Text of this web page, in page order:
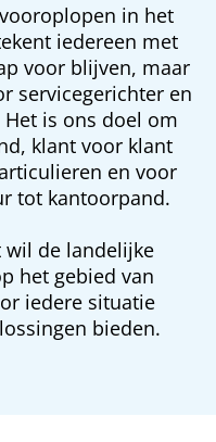
in het
iedereen met
voor blijven, maar
servicegerichter en
is ons doel om
klant voor klant
en voor
tot kantoorpand.
wil de landelijke
het gebied van
iedere situatie
bieden.